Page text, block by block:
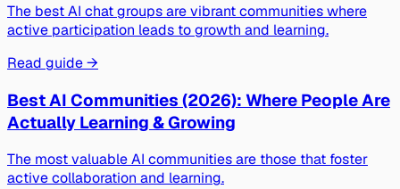
The best AI chat groups are vibrant communities where
active participation leads to growth and learning.
Read guide →
Best AI Communities (2026): Where People Are
Actually Learning & Growing
The most valuable AI communities are those that foster
active collaboration and learning.